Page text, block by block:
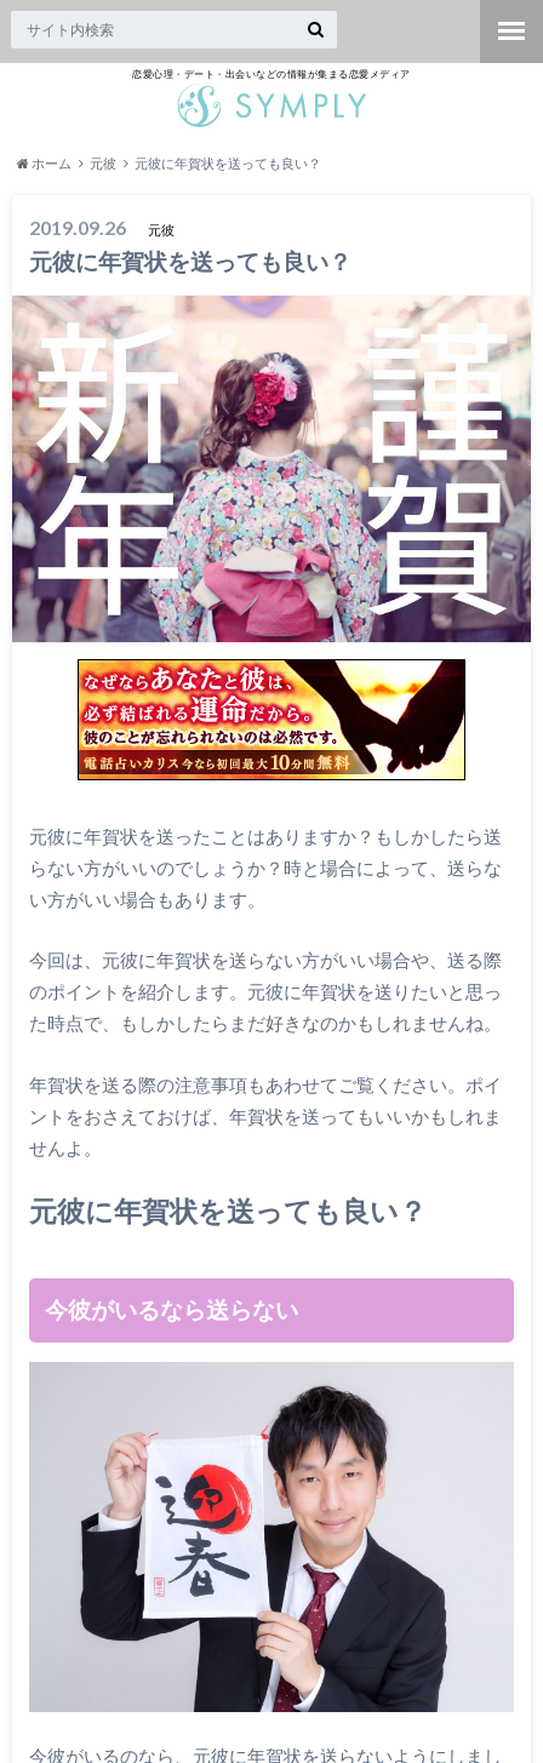
恋愛心理・デート・出会いなどの情報が集まる恋愛メディア
ホーム 元彼 元彼に年賀状を送っても良い？
2019.09.26 元彼
元彼に年賀状を送っても良い？
元彼に年賀状を送ったことはありますか？もしかしたら送
らない方がいいのでしょうか？時と場合によって、送らな
い方がいい場合もあります。
今回は、元彼に年賀状を送らない方がいい場合や、送る際
のポイントを紹介します。元彼に年賀状を送りたいと思っ
た時点で、もしかしたらまだ好きなのかもしれませんね。
年賀状を送る際の注意事項もあわせてご覧ください。ポイ
ントをおさえておけば、年賀状を送ってもいいかもしれま
せんよ。
元彼に年賀状を送っても良い？
今彼がいるなら送らない
今彼がいるのなら、元彼に年賀状を送らないようにしまし